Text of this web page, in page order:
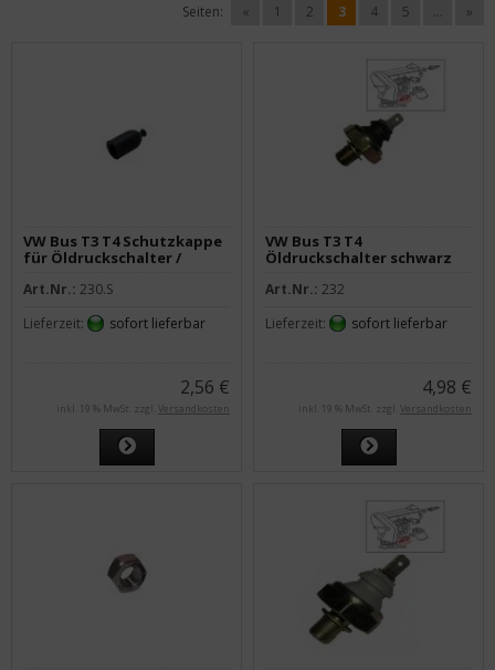
Seiten: « 1 2 3 4 5 ... »
VW Bus T3 T4 Schutzkappe
für Öldruckschalter /
Art.Nr.: 230.S
Lieferzeit:
sofort lieferbar
2,56 €
inkl. 19 % MwSt. zzgl. Versandkosten
VW Bus T3 T4
Öldruckschalter schwarz
Art.Nr.: 232
Lieferzeit:
sofort lieferbar
4,98 €
inkl. 19 % MwSt. zzgl. Versandkosten